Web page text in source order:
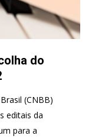
do
(CNBB)
editais da
para a